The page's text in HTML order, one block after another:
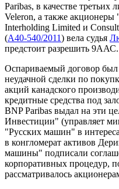
Paribas, в качестве третьих
Veleron, а также
Interholding Limited и
(А40-540/2011) вела судья
предстоит разрешить 9ААС.
Оспариваемый договор был
неудачной сделки по
акций канадского
кредитные средства под
BNP Paribas выдал на эти
Инвестиции" (управляет
"Русских машин" в
в конгломерат активов
машины" подписали
корпоративных процедур,
рассматривалось